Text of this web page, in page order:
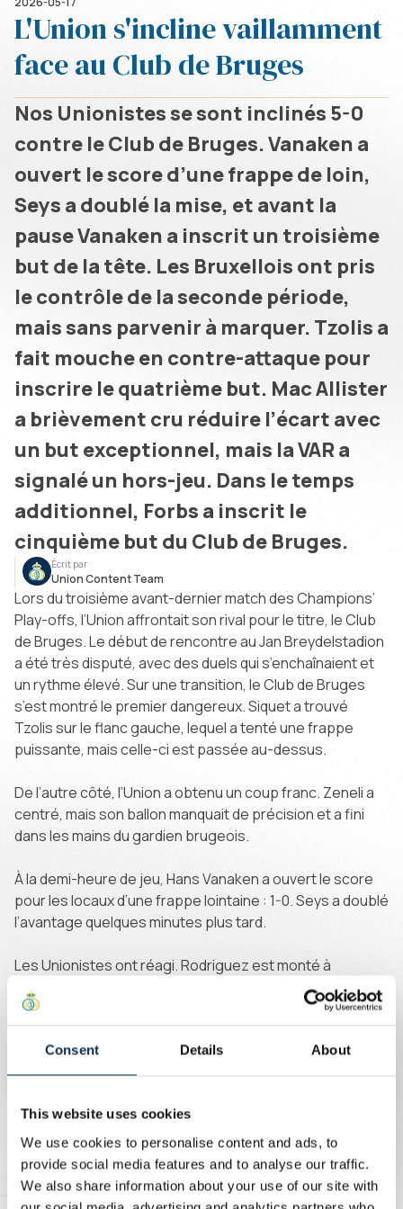
Consent Details About
This website uses cookies
We use cookies to personalise content and ads, to
provide social media features and to analyse our traffic.
We also share information about your use of our site with
L'Union s'incline vaillamment
face au Club de Bruges
Nos Unionistes se sont inclinés 5-0
contre le Club de Bruges. Vanaken a
ouvert le score d’une frappe de loin,
Seys a doublé la mise, et avant la
pause Vanaken a inscrit un troisième
but de la tête. Les Bruxellois ont pris
le contrôle de la seconde période,
mais sans parvenir à marquer. Tzolis a
fait mouche en contre-attaque pour
inscrire le quatrième but. Mac Allister
a brièvement cru réduire l’écart avec
un but exceptionnel, mais la VAR a
signalé un hors-jeu. Dans le temps
additionnel, Forbs a inscrit le
cinquième but du Club de Bruges.
Écrit par
Union Content Team
Lors du troisième avant-dernier match des Champions’
Play-offs, l’Union affrontait son rival pour le titre, le Club
de Bruges. Le début de rencontre au Jan Breydelstadion
a été très disputé, avec des duels qui s’enchaînaient et
un rythme élevé. Sur une transition, le Club de Bruges
s’est montré le premier dangereux. Siquet a trouvé
Tzolis sur le flanc gauche, lequel a tenté une frappe
puissante, mais celle-ci est passée au-dessus.
De l’autre côté, l’Union a obtenu un coup franc. Zeneli a
centré, mais son ballon manquait de précision et a fini
dans les mains du gardien brugeois.
À la demi-heure de jeu, Hans Vanaken a ouvert le score
pour les locaux d’une frappe lointaine : 1-0. Seys a doublé
l’avantage quelques minutes plus tard.
Les Unionistes ont réagi. Rodriguez est monté à
l’attaque et a tenté un centre, mais il a été fauché par
Tzolis, offrant un coup franc à l’Union. Zeneli a tiré
ballon.
avant la pause, Vanaken a inscrit un but de la tête sur
corner, via la barre transversale : 3-0.
En seconde période, l’Union a pris davantage d’initiatives
et a cherché à attaquer. Les Bruxellois ont obtenu un